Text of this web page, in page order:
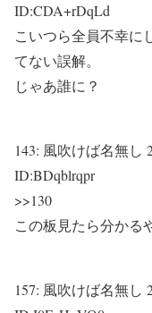
ID:CDA+rDqLd
こいつら全員不幸に
てない誤解。
じゃあ誰に？
143: 風吹けば名無し
ID:BDqblrqpr
>>130
この板見たら分かる
157: 風吹けば名無し